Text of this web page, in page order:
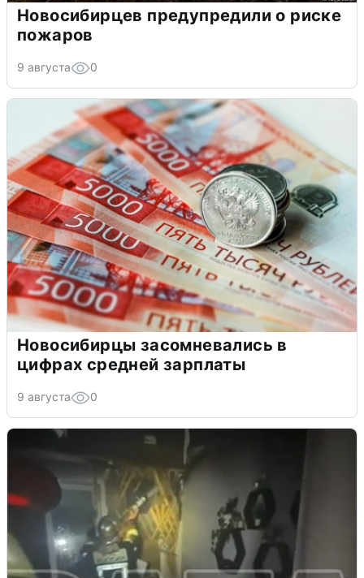
Новосибирцев предупредили о риске
пожаров
9 августа 0
Новосибирцы засомневались в
цифрах средней зарплаты
9 августа 0